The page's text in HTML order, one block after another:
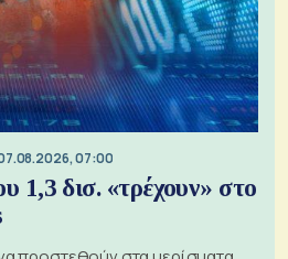
07:00
1,3 δισ. «τρέχουν» στο